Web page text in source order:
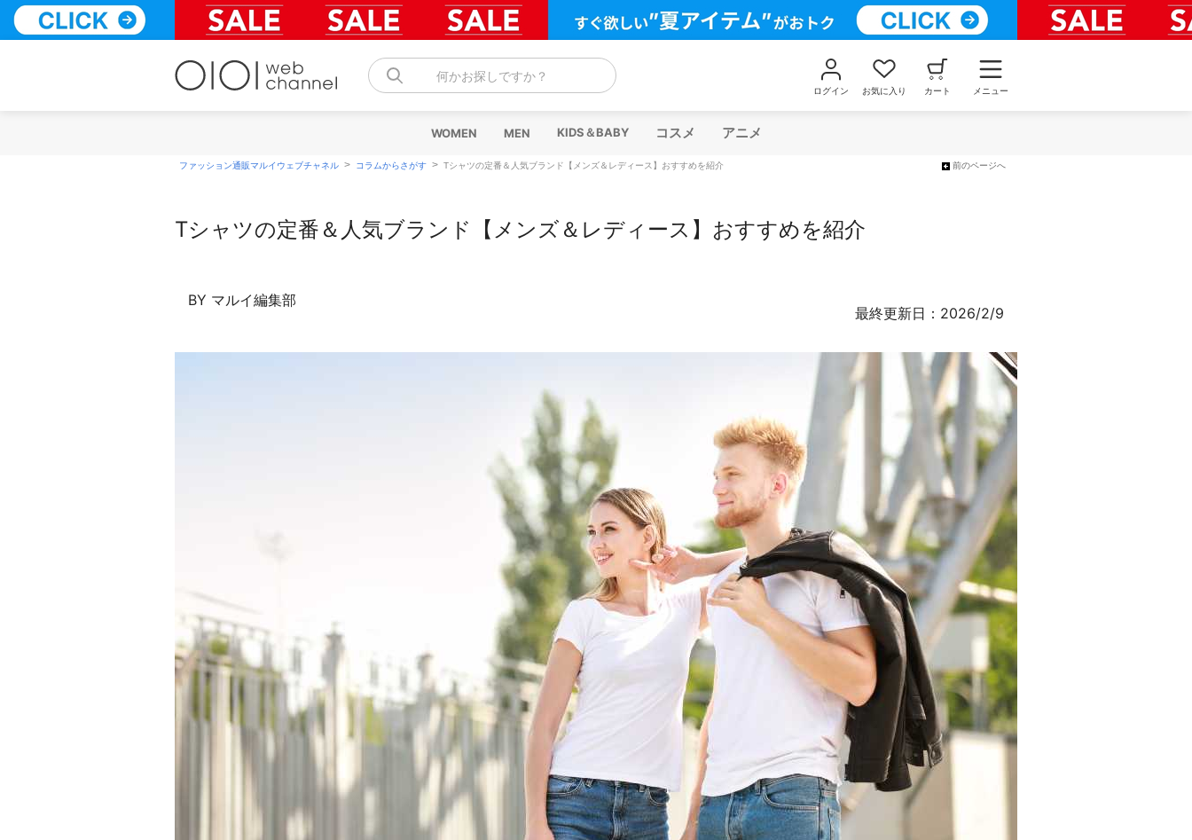
テ
何かお探しですか？
ログイン お気に入り カート メニュー
WOMEN MEN KIDS＆BABY コスメ アニメ
ファッション通販マルイウェブチャネル > コラムからさがす > Tシャツの定番＆人気ブランド【メンズ＆レディース】おすすめを紹介 前のページへ
Tシャツの定番＆人気ブランド【メンズ＆レディース】おすすめを紹介
BY マルイ編集部
最終更新日：2026/2/9